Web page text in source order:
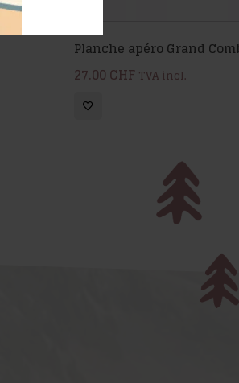
Planche apéro Grand
27.00 CHF TVA incl.